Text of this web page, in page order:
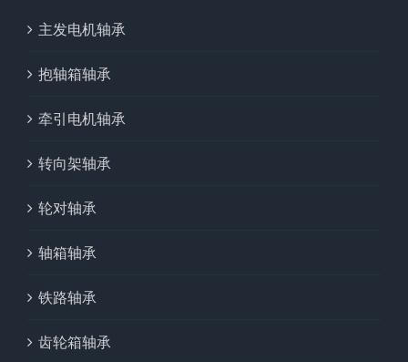
主发电机轴承
抱轴箱轴承
牵引电机轴承
转向架轴承
轮对轴承
轴箱轴承
铁路轴承
齿轮箱轴承